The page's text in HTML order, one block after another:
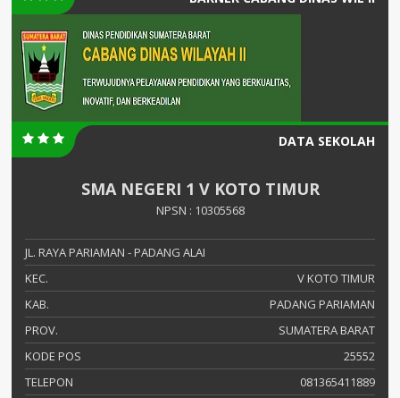
DATA SEKOLAH
SMA NEGERI 1 V KOTO TIMUR
NPSN : 10305568
JL. RAYA PARIAMAN - PADANG ALAI
KEC.
V KOTO TIMUR
KAB.
PADANG PARIAMAN
PROV.
SUMATERA BARAT
KODE POS
25552
TELEPON
081365411889